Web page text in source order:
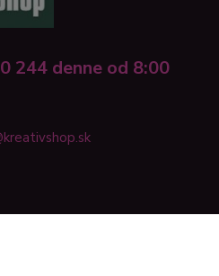
244 denne od 8:00